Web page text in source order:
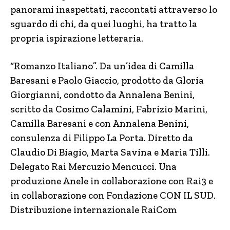
panorami inaspettati, raccontati attraverso lo
sguardo di chi, da quei luoghi, ha tratto la
propria ispirazione letteraria.
“Romanzo Italiano”. Da un’idea di Camilla
Baresani e Paolo Giaccio, prodotto da Gloria
Giorgianni, condotto da Annalena Benini,
scritto da Cosimo Calamini, Fabrizio Marini,
Camilla Baresani e con Annalena Benini,
consulenza di Filippo La Porta. Diretto da
Claudio Di Biagio, Marta Savina e Maria Tilli.
Delegato Rai Mercuzio Mencucci. Una
produzione Anele in collaborazione con Rai3 e
in collaborazione con Fondazione CON IL SUD.
Distribuzione internazionale RaiCom